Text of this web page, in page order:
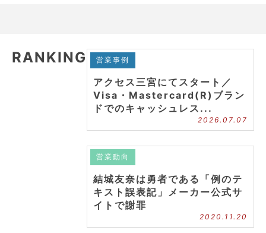
RANKING 営業事例
アクセス三宮にてスタート／
Visa・Mastercard(R)ブラン
ドでのキャッシュレス...
2026.07.07
営業動向
結城友奈は勇者である「例のテ
キスト誤表記」メーカー公式サ
イトで謝罪
2020.11.20